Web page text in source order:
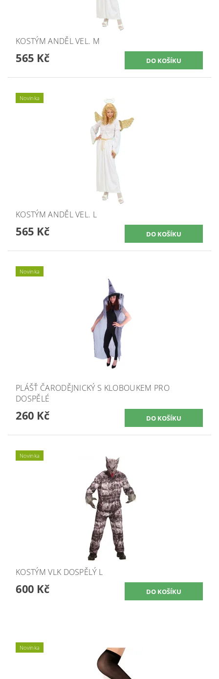
KOSTÝM ANDĚL VEL. M
565 Kč
Novinka
KOSTÝM ANDĚL VEL. L
565 Kč
Novinka
PLÁŠŤ ČARODĚJNICKÝ S KLOBOUKEM PRO
DOSPĚLÉ
260 Kč
Novinka
KOSTÝM VLK DOSPĚLÝ L
600 Kč
Novinka